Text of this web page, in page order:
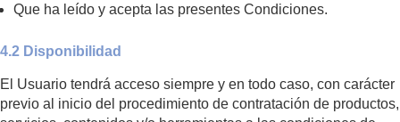
Que ha leído y acepta las presentes Condiciones.
4.2 Disponibilidad
El Usuario tendrá acceso siempre y en todo caso, con carácter
previo al inicio del procedimiento de contratación de productos,